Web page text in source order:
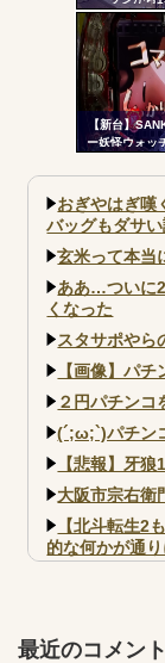
す！」←ワイ
【新台】
ー妖怪ウォッ
代がパチンコ
そう
おぎやはぎ
バッグもダサ
玄米って本当
ああ…ついに
くなった
スタサポやら
【画像】パ
２円パチンコ
(´;ω;`)パチ
【悲報】牙
大阪市宗右衛
【北斗転生2
的な何かが通
井の軽い絆？
最近のコメント